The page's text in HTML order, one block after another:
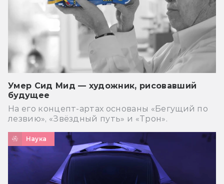
Умер Сид Мид — художник, рисовавший
будущее
На его концепт-артах основаны «Бегущий по
лезвию», «Звёздный путь» и «Трон».
Наука